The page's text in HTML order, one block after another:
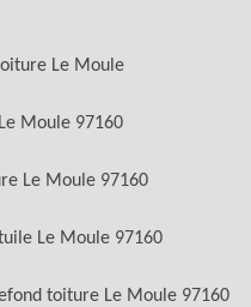
Le Moule
Moule 97160
Le Moule 97160
Le Moule 97160
toiture Le Moule 97160